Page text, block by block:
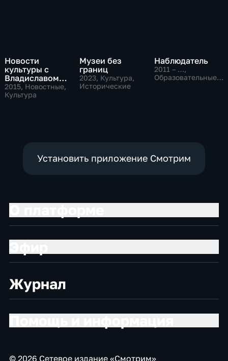
Новости
культуры с
Владиславом
Флярковским
2015, Новостные,
Культура
Музеи без
границ
2023, Культура,
Исторические
Наблюдатель
2011 – …,
Образовательные,
Установить приложение Смотрим
Журнал
© 2026 Сетевое издание «Смотрим»